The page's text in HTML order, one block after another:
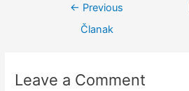
← Previous
Članak
Leave a Comment